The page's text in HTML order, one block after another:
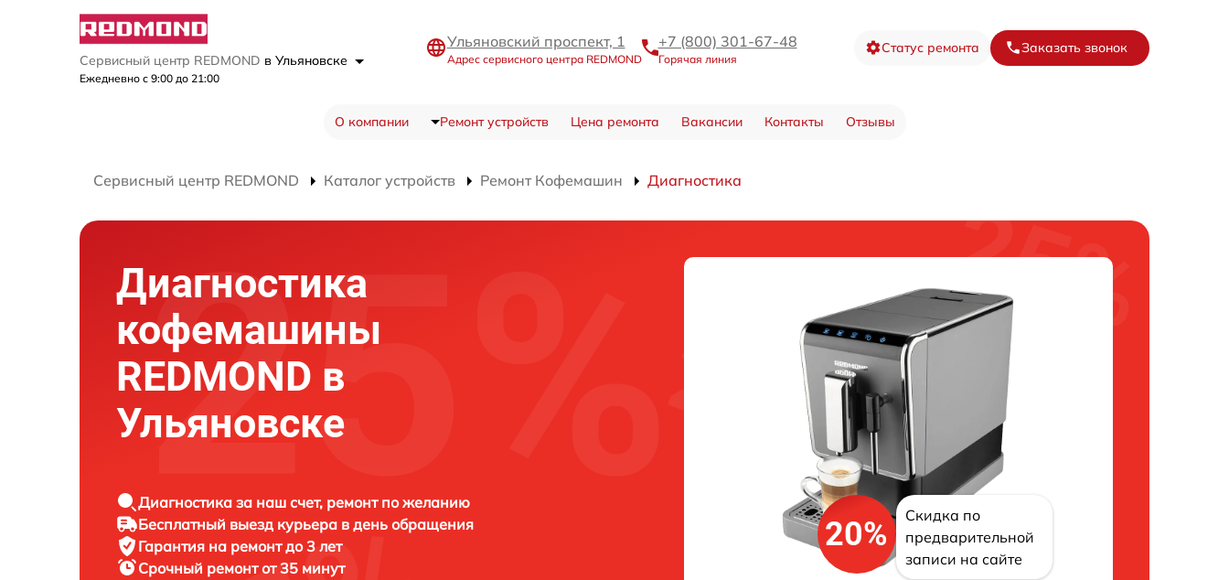
Сервисный центр REDMOND в Ульяновске
Ежедневно с 9:00 до 21:00
Ульяновский проспект, 1
Адрес сервисного центра REDMOND
+7 (800) 301-67-48
Горячая линия
Статус ремонта Заказать звонок
О компании Ремонт устройств Цена ремонта Вакансии Контакты Отзывы
Сервисный центр REDMOND Каталог устройств Ремонт Кофемашин Диагностика
Диагностика
кофемашины
REDMOND в
Ульяновске
Диагностика за наш счет, ремонт по желанию
Бесплатный выезд курьера в день обращения
Гарантия на ремонт до 3 лет
Срочный ремонт от 35 минут
20%
Скидка по
предварительной
записи на сайте